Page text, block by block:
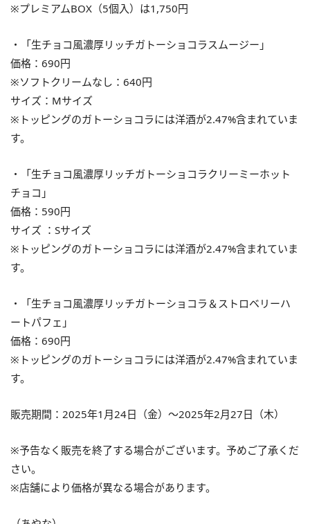
※プレミアムBOX（5個入）は1,750円
・「生チョコ風濃厚リッチガトーショコラスムージー」
価格：690円
※ソフトクリームなし：640円
サイズ：Mサイズ
※トッピングのガトーショコラには洋酒が2.47%含まれていま
す。
・「生チョコ風濃厚リッチガトーショコラクリーミーホット
チョコ」
価格：590円
サイズ ：Sサイズ
※トッピングのガトーショコラには洋酒が2.47%含まれていま
す。
・「生チョコ風濃厚リッチガトーショコラ＆ストロベリーハ
ートパフェ」
価格：690円
※トッピングのガトーショコラには洋酒が2.47%含まれていま
す。
販売期間：2025年1月24日（金）〜2025年2月27日（木）
※予告なく販売を終了する場合がございます。予めご了承くだ
さい。
※店舗により価格が異なる場合があります。